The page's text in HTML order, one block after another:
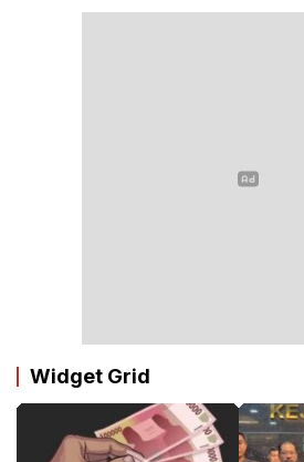
Widget Grid